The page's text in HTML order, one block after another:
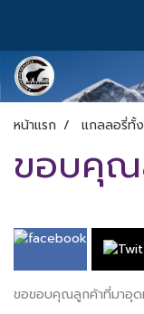
หน้าแรก แกลลอรี่ทั้
ขอบคุณ
ขอขอบคุณลูกค้าที่มาอุด